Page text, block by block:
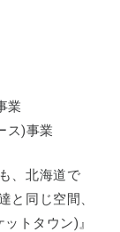
業
ス)事業
、北海道で
と同じ空間、
トタウン)』